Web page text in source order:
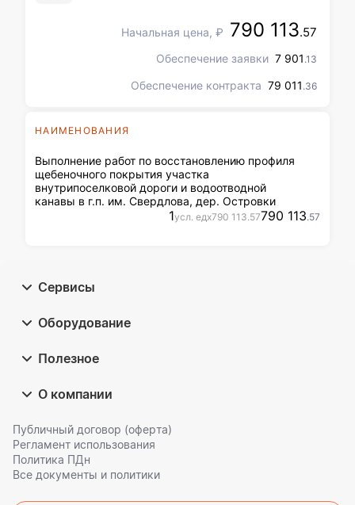
поселение, д. Островки,
земельный участок с
кадастровым номером
Начальная цена, ₽ 790 113.57
Обеспечение заявки 7 901 .13
Обеспечение контракта 79 011 .36
НАИМЕНОВАНИЯ
Выполнение работ по восстановлению профиля
щебеночного покрытия участка
внутрипоселковой дороги и водоотводной
канавы в г.п. им. Свердлова, дер. Островки
1усл. едx790 113.57790 113.57
Сервисы
Оборудование
Полезное
О компании
Публичный договор (оферта)
Регламент использования
Политика ПДн
Все документы и политики